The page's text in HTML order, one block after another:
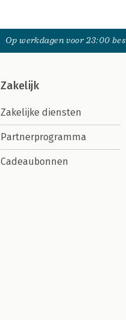
Op werkdagen voor 23:00
Zakelijk
Zakelijke diensten
Partnerprogramma
Cadeaubonnen